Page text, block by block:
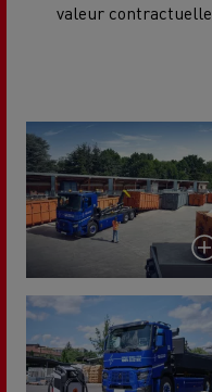
valeur contractuelle.